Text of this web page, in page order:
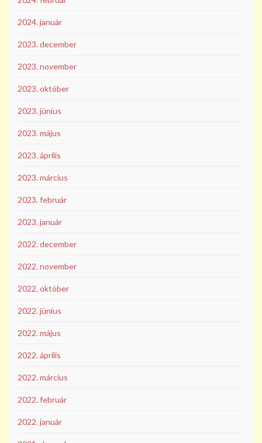
2024. január
2023. december
2023. november
2023. október
2023. június
2023. május
2023. április
2023. március
2023. február
2023. január
2022. december
2022. november
2022. október
2022. június
2022. május
2022. április
2022. március
2022. február
2022. január